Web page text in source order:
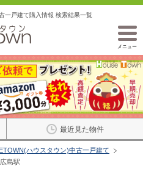
一戸建て購入情報 検索結果一覧
メニュー
最近見た物件
ハウスタウン)中古一戸建て
島駅